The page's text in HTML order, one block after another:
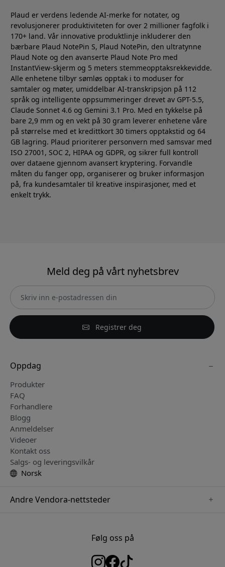
Plaud er verdens ledende AI-merke for notater, og
revolusjonerer produktiviteten for over 2 millioner fagfolk i
170+ land. Vår innovative produktlinje inkluderer den
bærbare Plaud NotePin S, Plaud NotePin, den ultratynne
Plaud Note og den avanserte Plaud Note Pro med
InstantView-skjerm og 5 meters stemmeopptaksrekkevidde.
Alle enhetene tilbyr sømløs opptak i to moduser for
samtaler og møter, umiddelbar AI-transkripsjon på 112
språk og intelligente oppsummeringer drevet av GPT-5.5,
Claude Sonnet 4.6 og Gemini 3.1 Pro. Med en tykkelse på
bare 2,9 mm og en vekt på 30 gram leverer enhetene våre
på størrelse med et kredittkort 30 timers opptakstid og 64
GB lagring. Plaud prioriterer personvern med samsvar med
ISO 27001, SOC 2, HIPAA og GDPR, og sikrer full kontroll
over dataene gjennom avansert kryptering. Forvandle
måten du fanger opp, organiserer og bruker informasjon
på, fra kundesamtaler til kreative inspirasjoner, med et
enkelt trykk.
Meld deg på vårt nyhetsbrev
Registrer deg
Oppdag
Produkter
FAQ
Forhandlere
Blogg
Anmeldelser
Videoer
Kontakt oss
Salgs- og leveringsvilkår
Norsk
Andre Vendora-nettsteder
Følg oss på